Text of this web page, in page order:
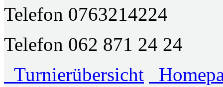
Telefon 0763214224
Telefon 062 871 24 24
Turnierübersicht